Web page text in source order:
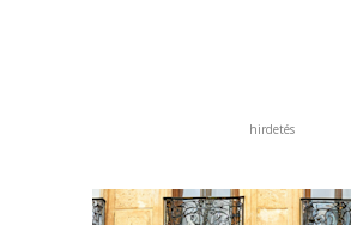
hirdetés